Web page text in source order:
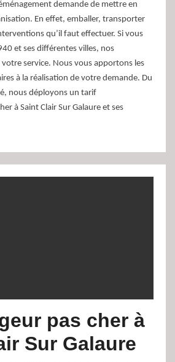
demande de mettre en
En effet, emballer, transporter
qu’il faut effectuer. Si vous
et ses différentes villes, nos
service. Nous vous apportons les
à la réalisation de votre demande. Du
nous déployons un tarif
à Saint Clair Sur Galaure et ses
pas cher à
Sur Galaure